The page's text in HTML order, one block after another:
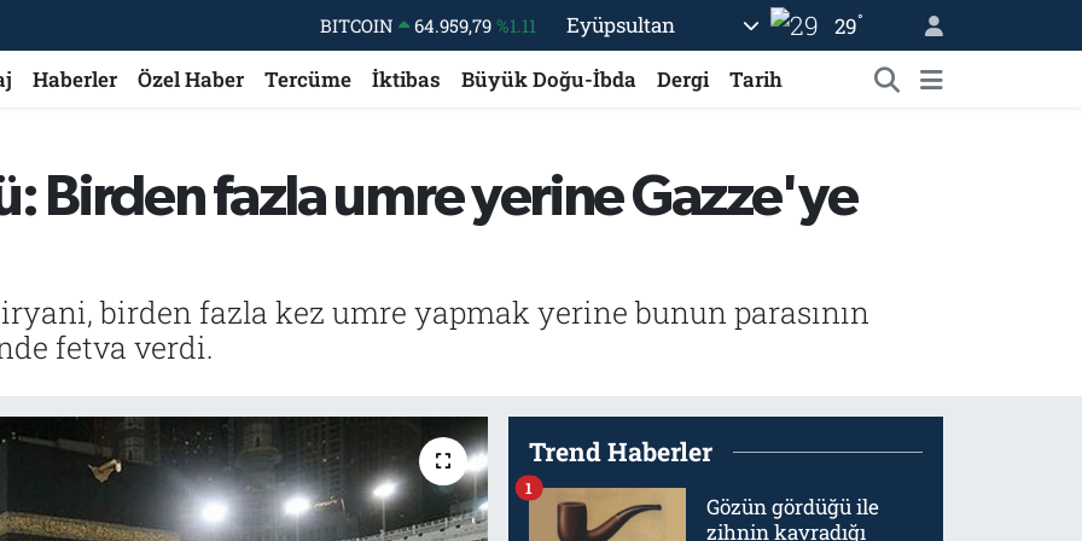
DOLAR
47,7436 %0.18
EURO
55,2510 %0.32
BİST100
13.779 %-14
Eyüpsultan 29°
Haberler Özel Haber Tercüme İktibas Büyük Doğu-İbda Dergi Tarih
Birden fazla umre yerine Gazze'ye
birden fazla kez umre yapmak yerine bunun parasının
fetva verdi.
Trend Haberler
Gözün gördüğü ile
zihnin kavradığı
1